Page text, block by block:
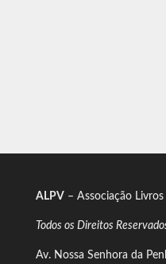
ALPV – Associação Livros
Todos os Direitos
Av. Nossa Senhora da